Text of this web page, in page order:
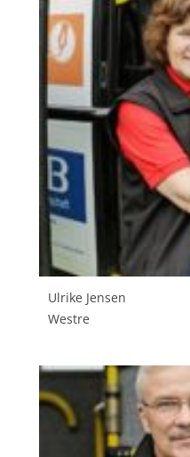
Ulrike Jensen
Westre